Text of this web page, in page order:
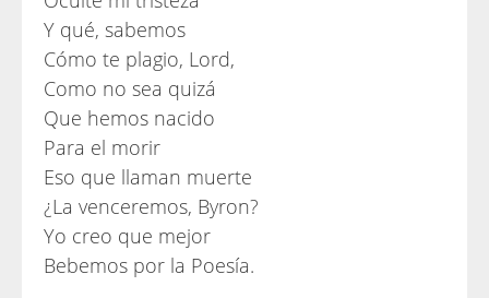
Y qué, sabemos
Cómo te plagio, Lord,
Como no sea quizá
Que hemos nacido
Para el morir
Eso que llaman muerte
¿La venceremos, Byron?
Yo creo que mejor
Bebemos por la Poesía.